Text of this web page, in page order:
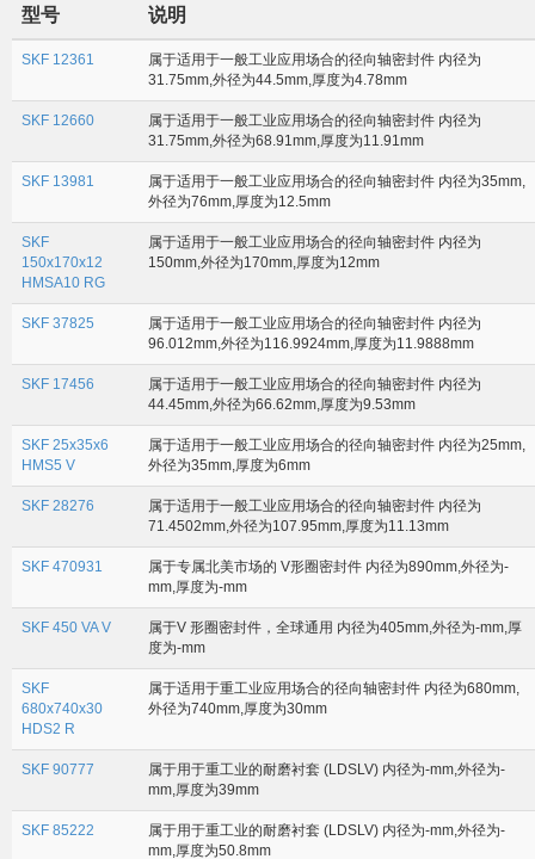
型号 说明
SKF 12361
属于适用于一般工业应用场合的径向轴密封件 内径为
31.75mm,外径为44.5mm,厚度为4.78mm
SKF 12660
属于适用于一般工业应用场合的径向轴密封件 内径为
31.75mm,外径为68.91mm,厚度为11.91mm
SKF 13981
属于适用于一般工业应用场合的径向轴密封件 内径为35mm,
外径为76mm,厚度为12.5mm
SKF
150x170x12
HMSA10 RG
属于适用于一般工业应用场合的径向轴密封件 内径为
150mm,外径为170mm,厚度为12mm
SKF 37825
属于适用于一般工业应用场合的径向轴密封件 内径为
96.012mm,外径为116.9924mm,厚度为11.9888mm
SKF 17456
属于适用于一般工业应用场合的径向轴密封件 内径为
44.45mm,外径为66.62mm,厚度为9.53mm
SKF 25x35x6
HMS5 V
属于适用于一般工业应用场合的径向轴密封件 内径为25mm,
外径为35mm,厚度为6mm
SKF 28276
属于适用于一般工业应用场合的径向轴密封件 内径为
71.4502mm,外径为107.95mm,厚度为11.13mm
SKF 470931
属于专属北美市场的 V形圈密封件 内径为890mm,外径为-
mm,厚度为-mm
SKF 450 VA V
属于V 形圈密封件，全球通用 内径为405mm,外径为-mm,厚
度为-mm
SKF
680x740x30
HDS2 R
属于适用于重工业应用场合的径向轴密封件 内径为680mm,
外径为740mm,厚度为30mm
SKF 90777
属于用于重工业的耐磨衬套 (LDSLV) 内径为-mm,外径为-
mm,厚度为39mm
SKF 85222
属于用于重工业的耐磨衬套 (LDSLV) 内径为-mm,外径为-
mm,厚度为50.8mm